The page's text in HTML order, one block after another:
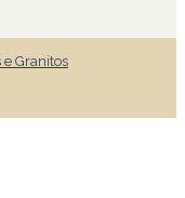
Granitos